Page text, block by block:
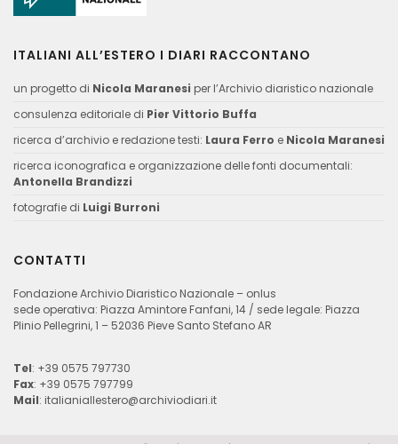
ITALIANI ALL’ESTERO I DIARI RACCONTANO
un progetto di Nicola Maranesi per l’Archivio diaristico nazionale
consulenza editoriale di Pier Vittorio Buffa
ricerca d’archivio e redazione testi: Laura Ferro e Nicola Maranesi
ricerca iconografica e organizzazione delle fonti documentali:
Antonella Brandizzi
fotografie di Luigi Burroni
CONTATTI
Fondazione Archivio Diaristico Nazionale – onlus
sede operativa: Piazza Amintore Fanfani, 14 / sede legale: Piazza
Plinio Pellegrini, 1 – 52036 Pieve Santo Stefano AR
Tel: +39 0575 797730
Fax: +39 0575 797799
Mail: italianiallestero@archiviodiari.it